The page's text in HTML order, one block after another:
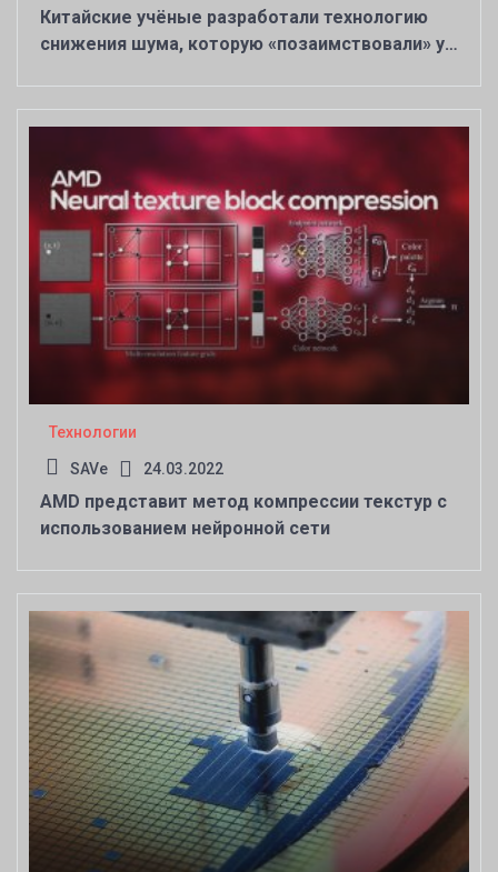
Китайские учёные разработали технологию
снижения шума, которую «позаимствовали» у
Технологии
SAVe 24.03.2022
AMD представит метод компрессии текстур с
использованием нейронной сети